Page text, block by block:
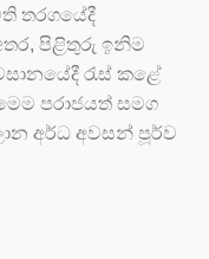
තරගයේදී
පිළිතුරු ඉනිම
රැස් කළේ
පරාජයත් සමග
අර්ධ අවසන් පූර්ව